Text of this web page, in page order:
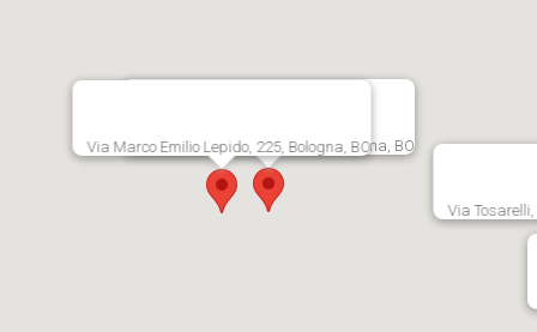
Via Persicetana Vecchia, 20, Bologna, BO
Via Marco Emilio Lepido, 225, Bologna, BO
Via